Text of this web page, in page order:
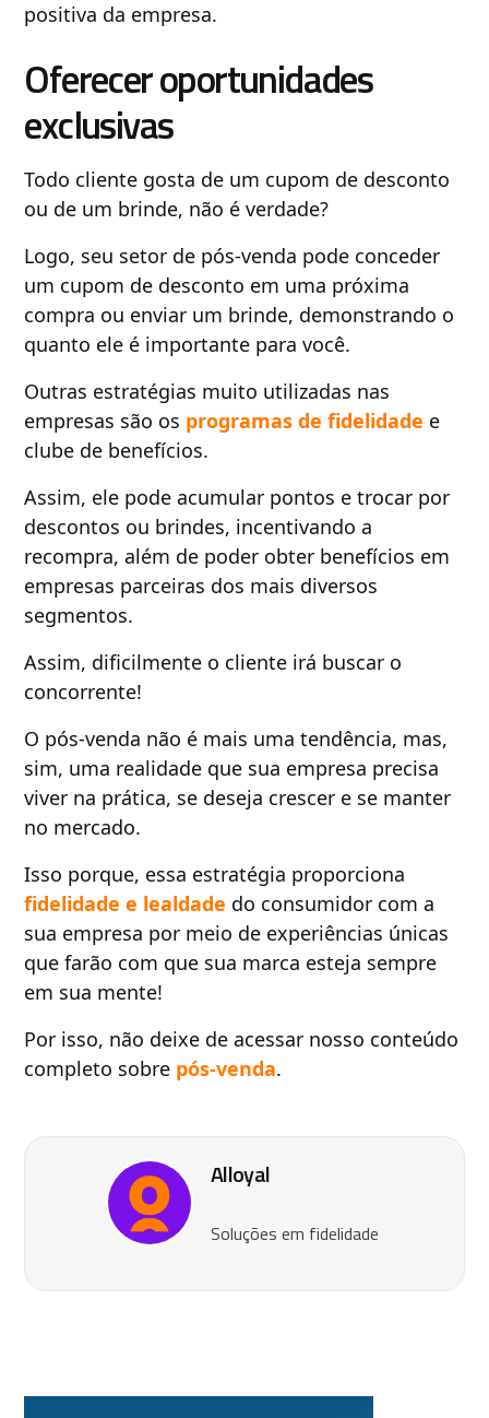
positiva da empresa.
Oferecer oportunidades
exclusivas
Todo cliente gosta de um cupom de desconto
ou de um brinde, não é verdade?
Logo, seu setor de pós-venda pode conceder
um cupom de desconto em uma próxima
compra ou enviar um brinde, demonstrando o
quanto ele é importante para você.
Outras estratégias muito utilizadas nas
empresas são os programas de fidelidade e
clube de benefícios.
Assim, ele pode acumular pontos e trocar por
descontos ou brindes, incentivando a
recompra, além de poder obter benefícios em
empresas parceiras dos mais diversos
segmentos.
Assim, dificilmente o cliente irá buscar o
concorrente!
O pós-venda não é mais uma tendência, mas,
sim, uma realidade que sua empresa precisa
viver na prática, se deseja crescer e se manter
no mercado.
Isso porque, essa estratégia proporciona
fidelidade e lealdade do consumidor com a
sua empresa por meio de experiências únicas
que farão com que sua marca esteja sempre
em sua mente!
Por isso, não deixe de acessar nosso conteúdo
completo sobre pós-venda.
Alloyal
Soluções em fidelidade